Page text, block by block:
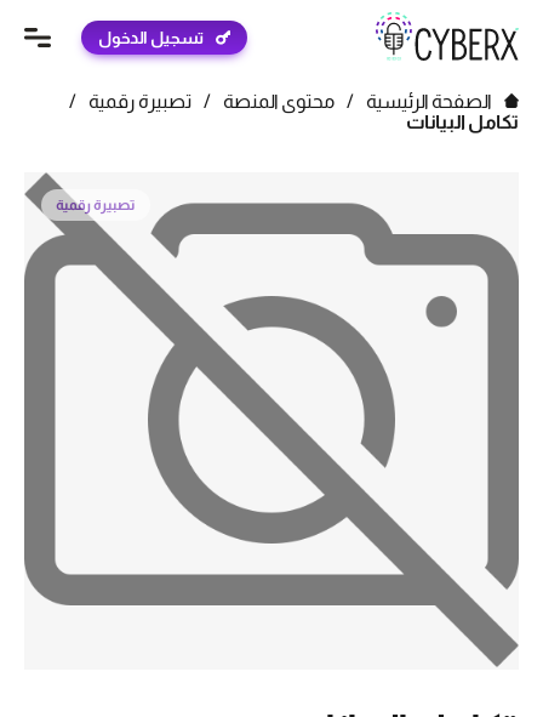
تسجيل الدخول
الصفحة الرئيسية / محتوى المنصة / تصبيرة رقمية
/
تكامل البيانات
تصبيرة رقمية